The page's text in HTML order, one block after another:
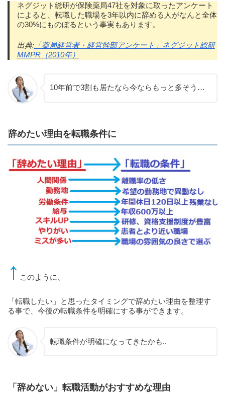
ネグジット総研が保険薬局47社を対象に取ったアンケート
によると、転職した職場を3年以内に辞める人がなんと全体
の30%にものぼるという事実もあります。
出典:「薬局経営者・経営幹部アンケート」ネグジット総研
MMPR（2010年）
10年前で3割も居たなら今ならもっと多そう…
辞めたい理由を転職条件に
↑ このように、
「転職したい」と思ったタイミングで辞めたい理由を整理す
る事で、今後の転職条件を明確にする事ができます。
転職条件が明確になってきたかも..
「辞めない」転職活動がおすすめな理由